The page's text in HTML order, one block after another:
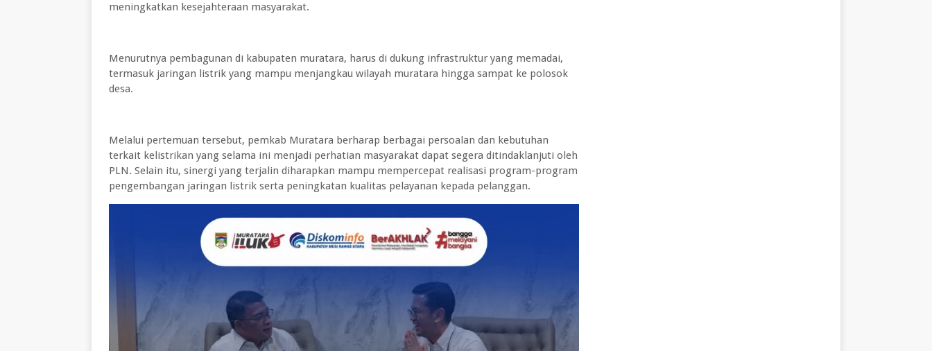
meningkatkan kesejahteraan masyarakat.
Menurutnya pembagunan di kabupaten muratara, harus di dukung infrastruktur yang memadai,
termasuk jaringan listrik yang mampu menjangkau wilayah muratara hingga sampat ke polosok
desa.
Melalui pertemuan tersebut, pemkab Muratara berharap berbagai persoalan dan kebutuhan
terkait kelistrikan yang selama ini menjadi perhatian masyarakat dapat segera ditindaklanjuti oleh
PLN. Selain itu, sinergi yang terjalin diharapkan mampu mempercepat realisasi program-program
pengembangan jaringan listrik serta peningkatan kualitas pelayanan kepada pelanggan.